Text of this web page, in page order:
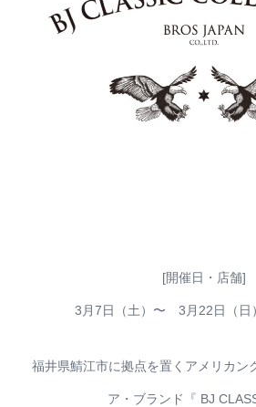
[開催日・店舗]
3月7日（土）〜 3月22日（日
福井県鯖江市に拠点を置くアメリカン
ア・ブランド『 BJ